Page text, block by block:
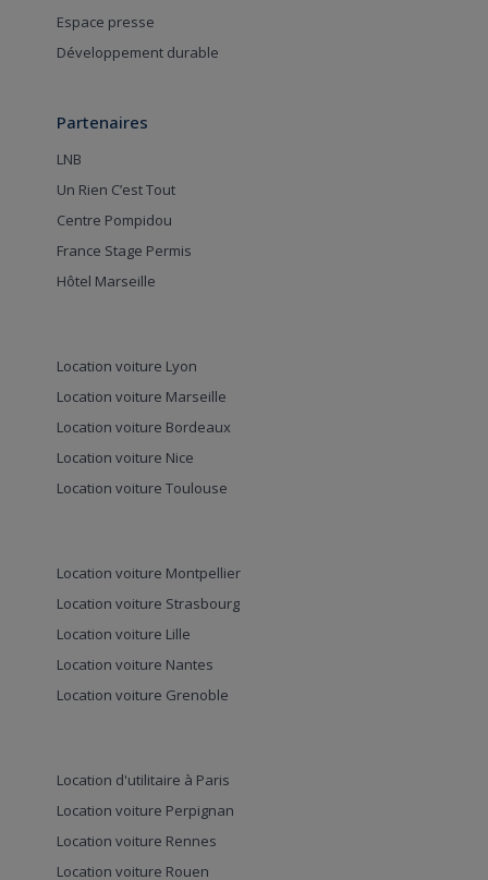
Espace presse
Développement durable
Partenaires
LNB
Un Rien C’est Tout
Centre Pompidou
France Stage Permis
Hôtel Marseille
Location voiture Lyon
Location voiture Marseille
Location voiture Bordeaux
Location voiture Nice
Location voiture Toulouse
Location voiture Montpellier
Location voiture Strasbourg
Location voiture Lille
Location voiture Nantes
Location voiture Grenoble
Location d'utilitaire à Paris
Location voiture Perpignan
Location voiture Rennes
Location voiture Rouen